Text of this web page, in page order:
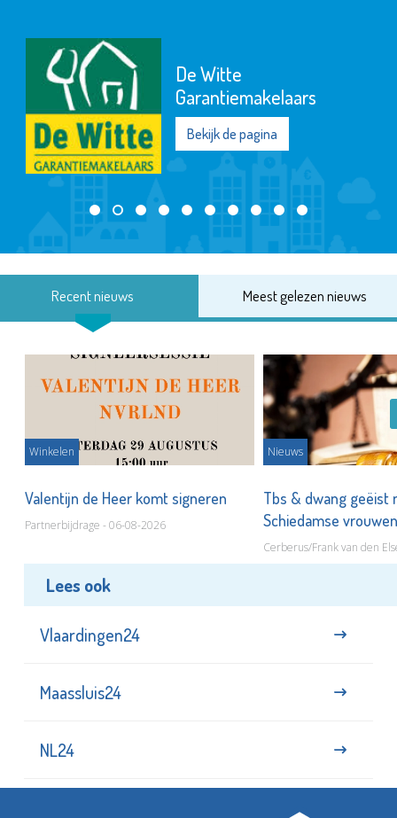
De Witte
Garantiemakelaars
Bekijk de pagina
Recent nieuws Meest gelezen nieuws
Winkelen
Valentijn de Heer komt signeren
Partnerbijdrage - 06-08-2026
Nieuws
Tbs & dwang geëist
Schiedamse
Cerberus/Frank van den
Lees ook
Vlaardingen24
Maassluis24
NL24